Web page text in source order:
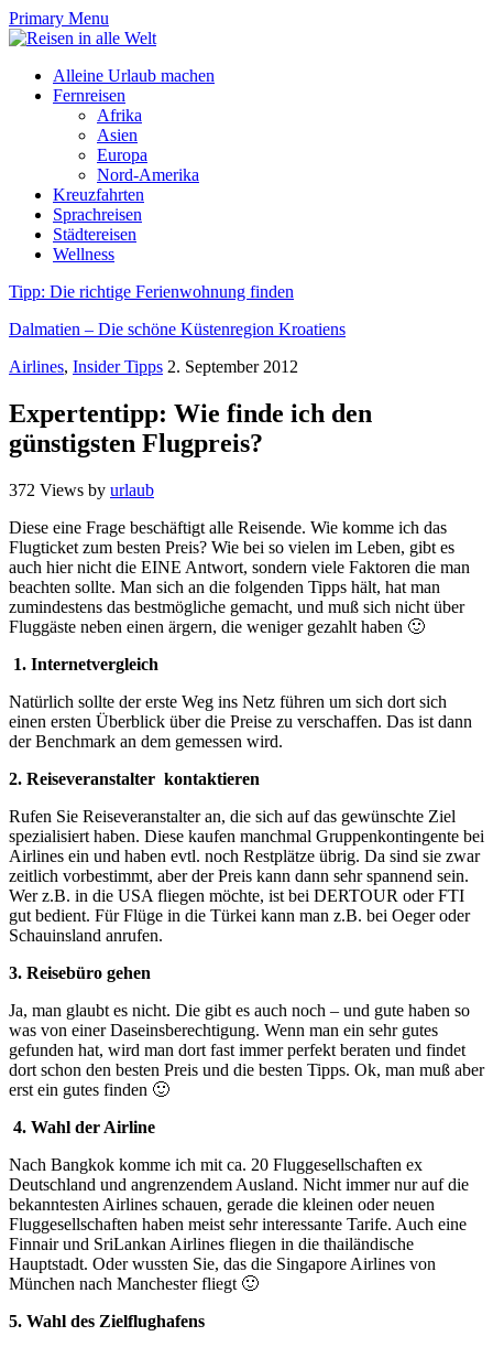
Primary Menu
Alleine Urlaub machen
Fernreisen
Afrika
Asien
Europa
Nord-Amerika
Kreuzfahrten
Sprachreisen
Städtereisen
Wellness
Tipp: Die richtige Ferienwohnung finden
Dalmatien – Die schöne Küstenregion Kroatiens
Airlines, Insider Tipps 2. September 2012
Expertentipp: Wie finde ich den
günstigsten Flugpreis?
372 Views by urlaub
Diese eine Frage beschäftigt alle Reisende. Wie komme ich das
Flugticket zum besten Preis? Wie bei so vielen im Leben, gibt es
auch hier nicht die EINE Antwort, sondern viele Faktoren die man
beachten sollte. Man sich an die folgenden Tipps hält, hat man
zumindestens das bestmögliche gemacht, und muß sich nicht über
Fluggäste neben einen ärgern, die weniger gezahlt haben 🙂
1. Internetvergleich
Natürlich sollte der erste Weg ins Netz führen um sich dort sich
einen ersten Überblick über die Preise zu verschaffen. Das ist dann
der Benchmark an dem gemessen wird.
2. Reiseveranstalter kontaktieren
Rufen Sie Reiseveranstalter an, die sich auf das gewünschte Ziel
spezialisiert haben. Diese kaufen manchmal Gruppenkontingente bei
Airlines ein und haben evtl. noch Restplätze übrig. Da sind sie zwar
zeitlich vorbestimmt, aber der Preis kann dann sehr spannend sein.
Wer z.B. in die USA fliegen möchte, ist bei DERTOUR oder FTI
gut bedient. Für Flüge in die Türkei kann man z.B. bei Oeger oder
Schauinsland anrufen.
3. Reisebüro gehen
Ja, man glaubt es nicht. Die gibt es auch noch – und gute haben so
was von einer Daseinsberechtigung. Wenn man ein sehr gutes
gefunden hat, wird man dort fast immer perfekt beraten und findet
dort schon den besten Preis und die besten Tipps. Ok, man muß aber
erst ein gutes finden 🙂
4. Wahl der Airline
Nach Bangkok komme ich mit ca. 20 Fluggesellschaften ex
Deutschland und angrenzendem Ausland. Nicht immer nur auf die
bekanntesten Airlines schauen, gerade die kleinen oder neuen
Fluggesellschaften haben meist sehr interessante Tarife. Auch eine
Finnair und SriLankan Airlines fliegen in die thailändische
Hauptstadt. Oder wussten Sie, das die Singapore Airlines von
München nach Manchester fliegt 🙂
5. Wahl des Zielflughafens